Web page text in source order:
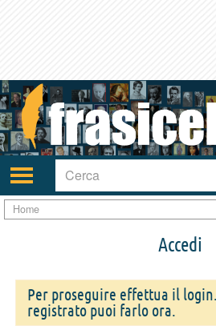
Attiva/disattiva
navigazione
Home
Accedi
Per proseguire effettua il
registrato puoi farlo ora.